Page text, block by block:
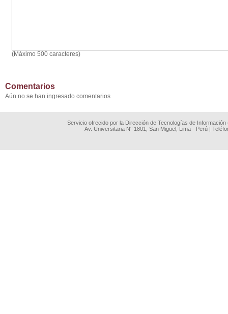
(Máximo 500 caracteres)
Comentarios
Aún no se han ingresado comentarios
Servicio ofrecido por la Dirección de Tecnologías de
Av. Universitaria N° 1801, San Miguel, Lima - Perú |